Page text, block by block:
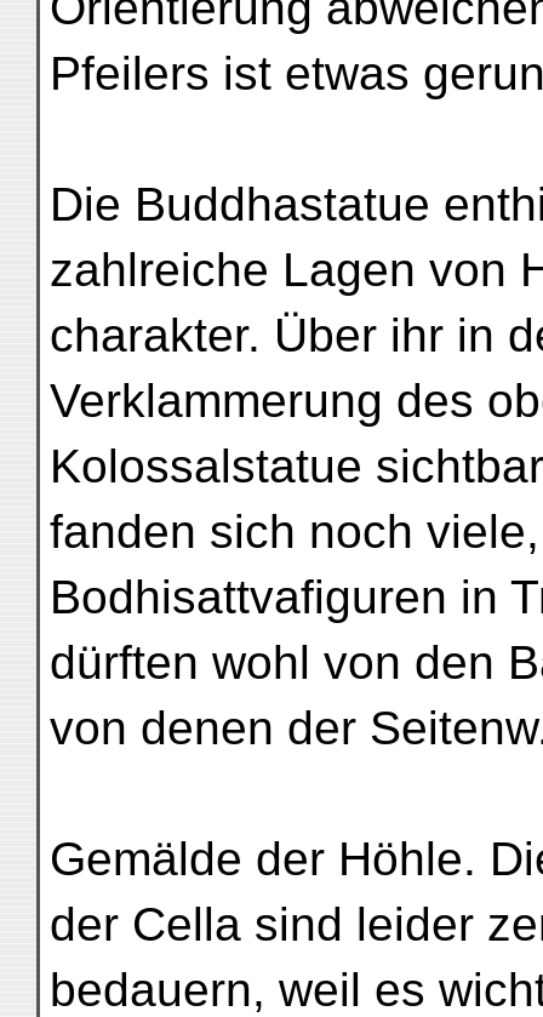
Pfeilers ist etwas
Die Buddhastatue
zahlreiche Lagen von
charakter. Über ihr in
Verklammerung des
Kolossalstatue
fanden sich noch
Bodhisattvafiguren in
dürften wohl von den
von denen der
Gemälde der Höhle.
der Cella sind leider
bedauern, weil es